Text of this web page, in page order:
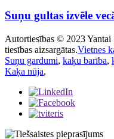
Suņu gultas izvēle
Autortiesības © 2023
tiesības aizsargātas.Vietnes
Suņu gardumi, kaķu barība,
Kaķa nūja,